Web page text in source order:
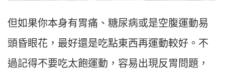
但如果你本身有胃痛、糖尿病或是空腹運動易
頭昏眼花，最好還是吃點東西再運動較好。不
過記得不要吃太飽運動，容易出現反胃問題，